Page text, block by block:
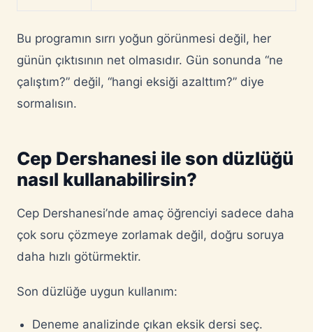
Bu programın sırrı yoğun görünmesi değil, her
günün çıktısının net olmasıdır. Gün sonunda “ne
çalıştım?” değil, “hangi eksiği azalttım?” diye
sormalısın.
Cep Dershanesi ile son düzlüğü
nasıl kullanabilirsin?
Cep Dershanesi’nde amaç öğrenciyi sadece daha
çok soru çözmeye zorlamak değil, doğru soruya
daha hızlı götürmektir.
Son düzlüğe uygun kullanım:
Deneme analizinde çıkan eksik dersi seç.